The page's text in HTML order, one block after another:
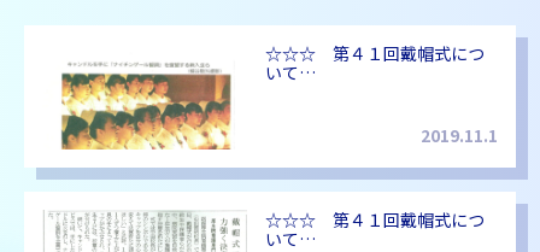
☆☆☆ 第４１回戴帽式につ
いて…
2019.11.1
☆☆☆ 第４１回戴帽式につ
いて…